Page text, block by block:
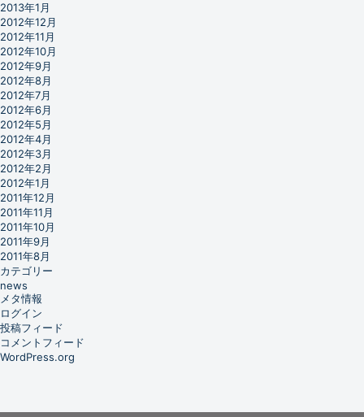
2013年1月
2012年12月
2012年11月
2012年10月
2012年9月
2012年8月
2012年7月
2012年6月
2012年5月
2012年4月
2012年3月
2012年2月
2012年1月
2011年12月
2011年11月
2011年10月
2011年9月
2011年8月
カテゴリー
news
メタ情報
ログイン
投稿フィード
コメントフィード
WordPress.org